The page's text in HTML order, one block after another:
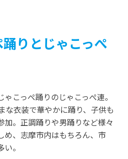
踊りとじゃこっぺ
こっぺ踊りのじゃこっぺ連。
な衣装で華やかに踊り、子供も
加。正調踊りや男踊りなど様々
め、志摩市内はもちろん、市
。